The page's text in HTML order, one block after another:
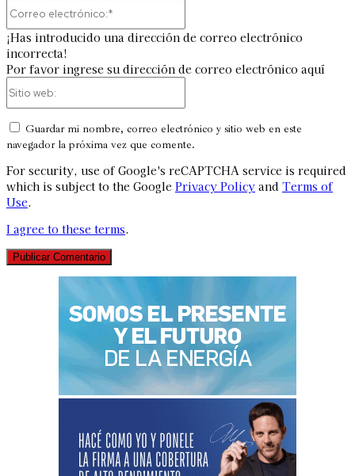
¡Has introducido una dirección de correo electrónico
incorrecta!
Por favor ingrese su dirección de correo electrónico aquí
Guardar mi nombre, correo electrónico y sitio web en este
navegador la próxima vez que comente.
For security, use of Google's reCAPTCHA service is required
which is subject to the Google Privacy Policy and Terms of
Use.
I agree to these terms.